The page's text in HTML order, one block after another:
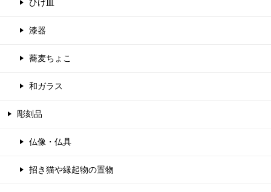
ひげ皿
漆器
蕎麦ちょこ
和ガラス
彫刻品
仏像・仏具
招き猫や縁起物の置物